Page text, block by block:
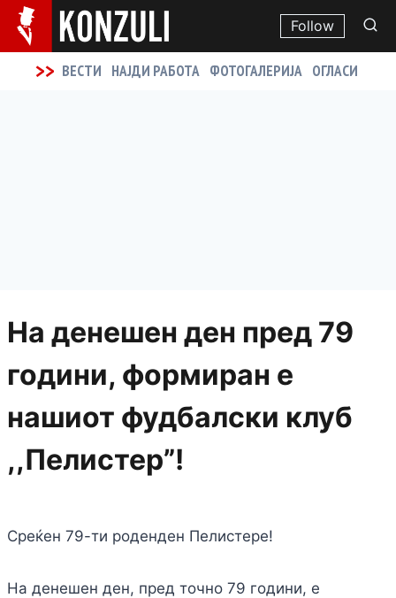
Follow
>> ВЕСТИ НАЈДИ РАБОТА ФОТОГАЛЕРИЈА ОГЛАСИ
На денешен ден пред 79
години, формиран е
нашиот фудбалски клуб
,,Пелистер”!
Среќен 79-ти роденден Пелистере!
На денешен ден, пред точно 79 години, е